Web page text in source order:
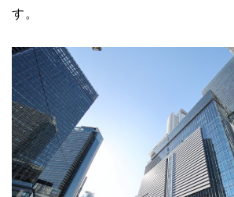
す。